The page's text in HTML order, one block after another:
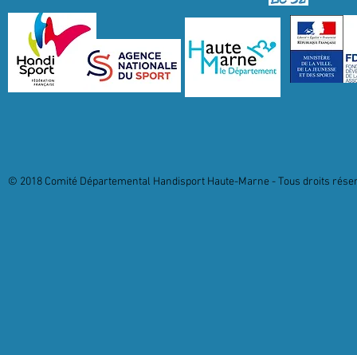
© 2018 Comité Départemental Handisport Haute-Marne - Tous droits